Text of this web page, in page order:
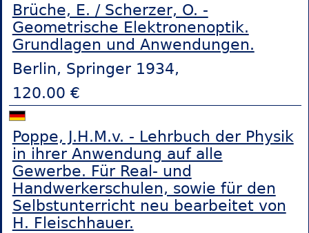
Brüche, E. / Scherzer, O. -
Geometrische Elektronenoptik.
Grundlagen und Anwendungen.
Berlin, Springer 1934,
120.00 €
Poppe, J.H.M.v. - Lehrbuch der Physik
in ihrer Anwendung auf alle
Gewerbe. Für Real- und
Handwerkerschulen, sowie für den
Selbstunterricht neu bearbeitet von
H. Fleischhauer.